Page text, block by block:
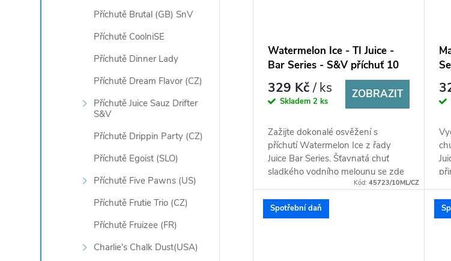
Příchutě Brutal (GB) SnV
Příchutě CoolniSE
Příchutě Dinner Lady
Příchutě Dream Flavor (CZ)
Příchutě Juice Sauz Drifter
S&V
Příchutě Drippin Party (CZ)
Příchutě Egoist (SLO)
Příchutě Five Pawns (US)
Příchutě Frutie Trio (CZ)
Příchutě Fruizee (FR)
Charlie's Chalk Dust(USA)
Watermelon Ice - TI Juice -
Bar Series - S&V příchuť 10
ml
329 Kč/ ks
Skladem2 ks
ZOBRAZIT
Zažijte dokonalé osvěžení s
příchutí Watermelon Ice z řady
Juice Bar Series. Šťavnatá chuť
sladkého vodního melounu se zde
snoubí s ledovým nádechem, který
vás...
Kód:45723/10ML/CZ
Spotřební daň